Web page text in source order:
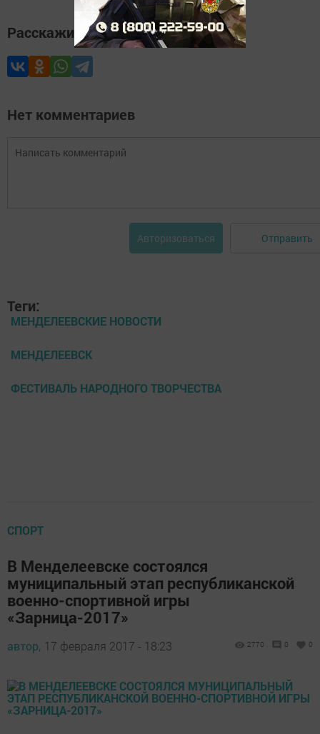
Расскажите друзьям
Нет комментариев
Авторизоваться Отправить
Теги:
МЕНДЕЛЕЕВСКИЕ НОВОСТИ
МЕНДЕЛЕЕВСК
ФЕСТИВАЛЬ НАРОДНОГО ТВОРЧЕСТВА
СПОРТ
В Менделеевске состоялся
муниципальный этап республиканской
военно-спортивной игры
«Зарница-2017»
автор, 17 февраля 2017 - 18:23 2770 0 0